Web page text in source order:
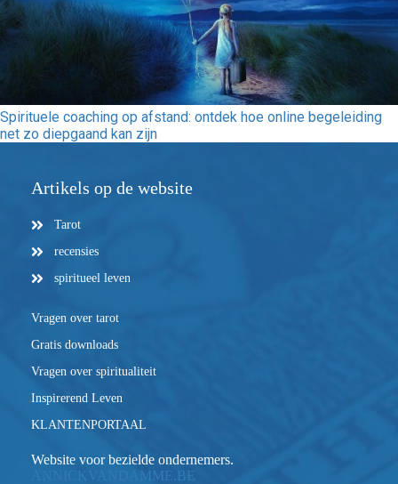
Spirituele coaching op afstand: ontdek hoe online begeleiding
net zo diepgaand kan zijn
Artikels op de website
Tarot
recensies
spiritueel leven
Vragen over tarot
Gratis downloads
Vragen over spiritualiteit
Inspirerend Leven
KLANTENPORTAAL
Website voor bezielde ondernemers.
ANNICKVANDAMME.BE